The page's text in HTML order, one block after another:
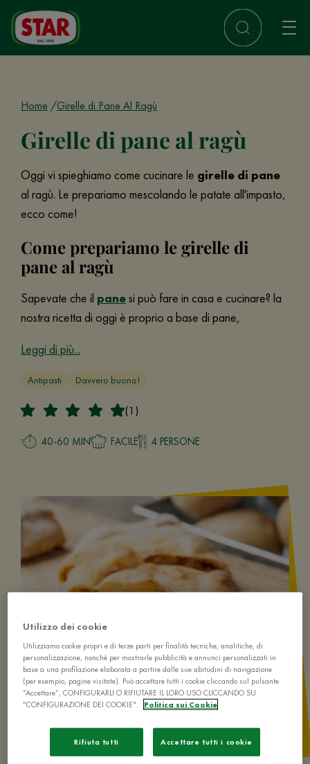
Home Girelle di Pane Al Ragù
Girelle di pane al ragù
Oggi vi spieghiamo come cucinare le girelle di pane
al ragù. Le prepariamo mescolando le patate all'impasto,
ecco come!
Come prepariamo le girelle di
pane al ragù
Sapevate che il panesi può fare in casa e cucinare? la
nostra ricetta di oggi è proprio a base di pane,
Leggi di più...
Antipasti Davvero buono!
(1)
40-60 MIN FACILE 4 PERSONE
Utilizzo dei cookie
Utilizziamo cookie propri e di terze parti per finalità tecniche, analitiche, di
personalizzazione, nonché per mostrarle pubblicità e annunci personalizzati in
base a una profilazione elaborata a partire dalle sue abitudini di navigazione
(per esempio, pagine visitate). Può accettare tutti i cookie cliccando sul pulsante
“Accettare”, CONFIGURARLI O RIFIUTARE IL LORO USO CLICCANDO SU
"CONFIGURAZIONE DEI COOKIE".
Politica sui Cookie
Rifiuta tutti Accettare tutti i cookie